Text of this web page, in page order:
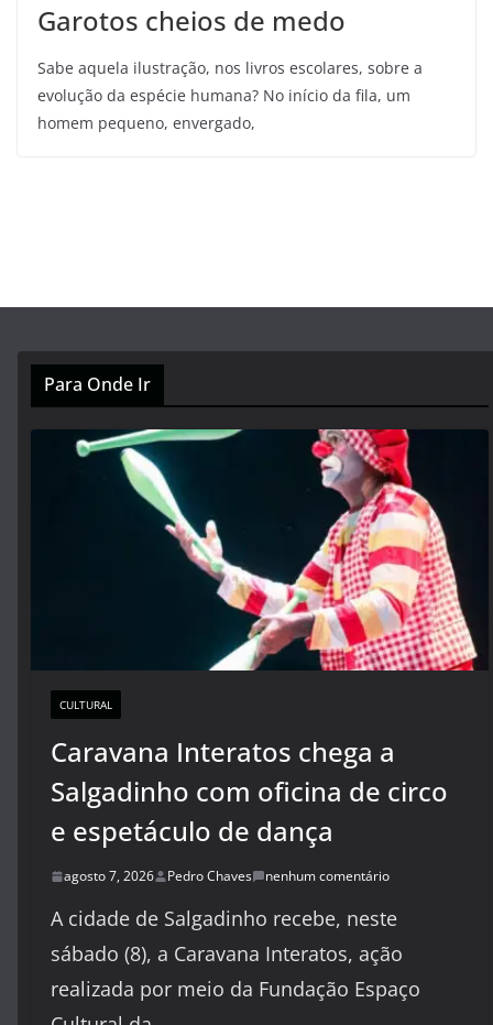
Garotos cheios de medo
Sabe aquela ilustração, nos livros escolares, sobre a
evolução da espécie humana? No início da fila, um
homem pequeno, envergado,
Para Onde Ir
CULTURAL
Caravana Interatos chega a
Salgadinho com oficina de circo
e espetáculo de dança
agosto 7, 2026 Pedro Chaves nenhum comentário
A cidade de Salgadinho recebe, neste
sábado (8), a Caravana Interatos, ação
realizada por meio da Fundação Espaço